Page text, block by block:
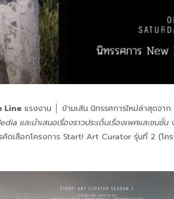
Line แรงงาน │ ข้ามเส้น นิทรรศการใหม่ล่าสุดจาก
และนำเสนอเรื่องราวประเด็นเรื่องเพศและชนชั้น
ดเลือกโครงการ Start! Art Curator รุ่นที่ 2 (โค